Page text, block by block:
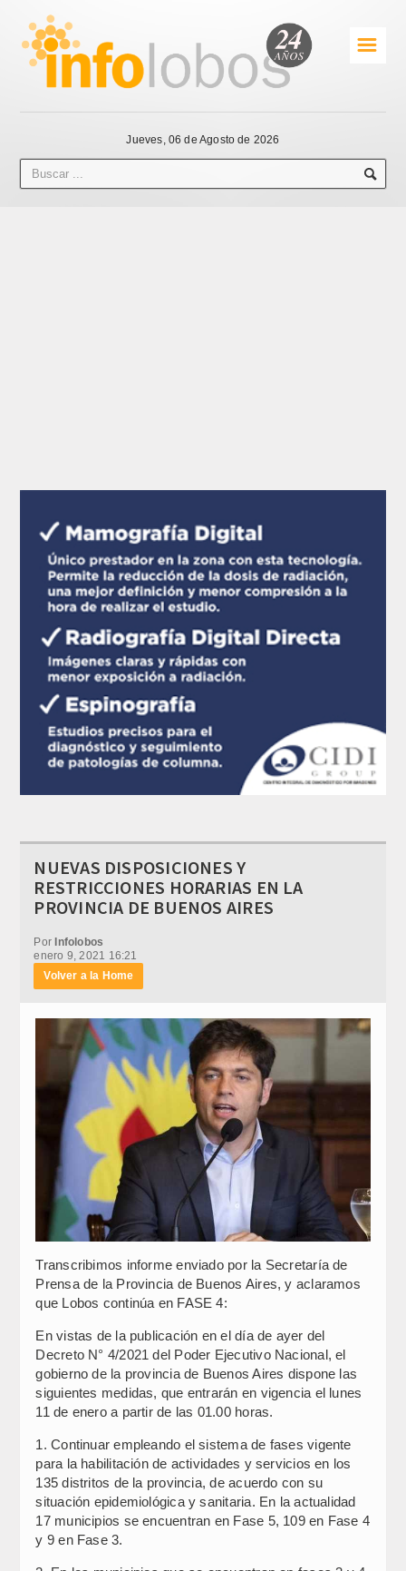
☰
Jueves, 06 de Agosto de 2026
NUEVAS DISPOSICIONES Y
RESTRICCIONES HORARIAS EN LA
PROVINCIA DE BUENOS AIRES
PorInfolobos
enero 9, 2021 16:21
Volver a la Home
Transcribimos informe enviado por la Secretaría de
Prensa de la Provincia de Buenos Aires, y aclaramos
que Lobos continúa en FASE 4:
En vistas de la publicación en el día de ayer del
Decreto N° 4/2021 del Poder Ejecutivo Nacional, el
gobierno de la provincia de Buenos Aires dispone las
siguientes medidas, que entrarán en vigencia el lunes
11 de enero a partir de las 01.00 horas.
1. Continuar empleando el sistema de fases vigente
para la habilitación de actividades y servicios en los
135 distritos de la provincia, de acuerdo con su
situación epidemiológica y sanitaria. En la actualidad
17 municipios se encuentran en Fase 5, 109 en Fase 4
y 9 en Fase 3.